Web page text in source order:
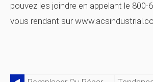
pouvez les joindre en appelant le 800-
vous rendant sur